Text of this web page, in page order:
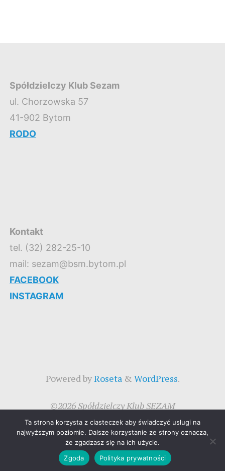
Spółdzielczy Klub Sezam
ul. Chorzowska 57
41-902 Bytom
RODO
Kontakt
tel. (32) 282-25-10
mail: sezam@bsm.bytom.pl
FACEBOOK
INSTAGRAM
Powered byRoseta& WordPress.
©2026 Spółdzielczy Klub SEZAM
Ta strona korzysta z ciasteczek aby świadczyć usługi na
najwyższym poziomie. Dalsze korzystanie ze strony oznacza,
że zgadzasz się na ich użycie.
Zgoda
Polityka prywatności